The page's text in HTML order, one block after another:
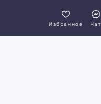
Избранное Чат